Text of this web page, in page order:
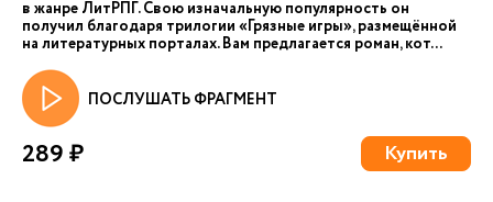
в жанре ЛитРПГ. Свою изначальную популярность он
получил благодаря трилогии «Грязные игры», размещённой
на литературных порталах. Вам предлагается роман, кот...
ПОСЛУШАТЬ ФРАГМЕНТ
289 ₽ Купить